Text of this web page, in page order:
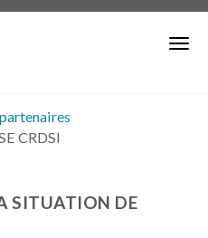
CRDSI
SITUATION DE